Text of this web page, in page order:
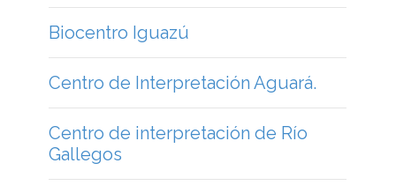
Biocentro Iguazú
Centro de Interpretación Aguará.
Centro de interpretación de Río
Gallegos